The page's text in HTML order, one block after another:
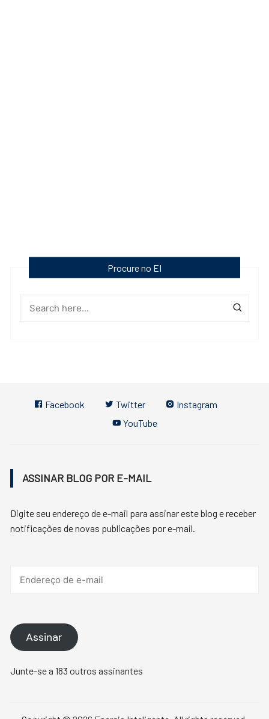
Procure no EI
Facebook Twitter
Instagram
YouTube
ASSINAR BLOG POR E-MAIL
Digite seu endereço de e-mail para assinar este blog e receber
notificações de novas publicações por e-mail.
Assinar
Junte-se a 183 outros assinantes